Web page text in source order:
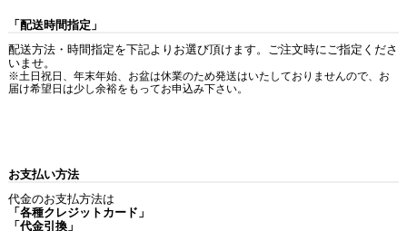
「配送時間指定」
配送方法・時間指定を下記よりお選び頂けます。ご注文時にご指定くださ
いませ。
※土日祝日、年末年始、お盆は休業のため発送はいたしておりませんので、お
届け希望日は少し余裕をもってお申込み下さい。
お支払い方法
代金のお支払方法は
「各種クレジットカード」
「代金引換」